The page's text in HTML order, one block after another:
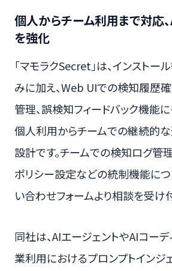
個人からチーム利用まで対応
を強化
「マモラクSecret」は、インスト
みに加え、Web UIでの検知履歴確
管理、誤検知フィードバック機能に
個人利用からチームでの継続的
設計です。チームでの検知ログ管
ポリシー設定などの統制機能につ
い合わせフォームより相談を受け
同社は、AIエージェントやAIコー
業利用におけるプロンプトインジ